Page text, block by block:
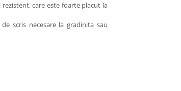
care este foarte placut la
scris necesare la gradinita sau